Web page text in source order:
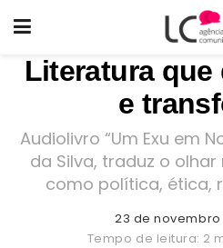
Literatura
e
Audiolivro “Um Exu em
da Silva, traduz o
como política, ética,
23 de novembro
Tempo de leitura: 2